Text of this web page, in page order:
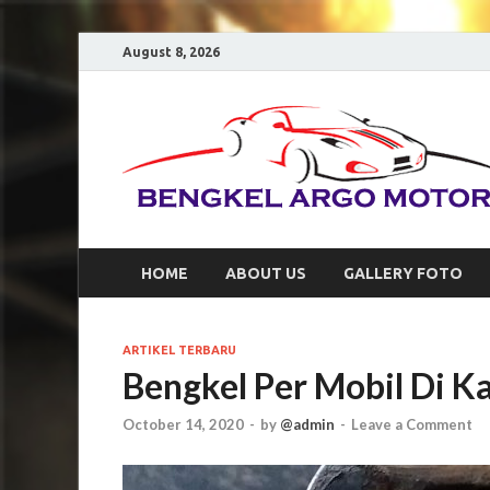
August 8, 2026
HOME ABOUT US GALLERY FOTO
ARTIKEL TERBARU
Bengkel Per Mobil Di
October 14, 2020 - by @admin - Leave a Comment